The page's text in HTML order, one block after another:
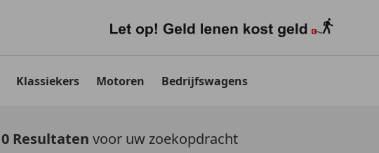
Klassiekers Motoren Bedrijfswagens
0 Resultaten voor uw zoekopdracht